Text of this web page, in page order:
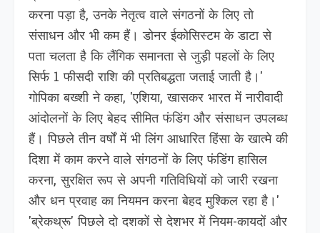
करना पड़ा है, उनके नेतृत्व वाले संगठनों के लिए तो
संसाधन और भी कम हैं। डोनर ईकोसिस्टम के डाटा से
पता चलता है कि लैंगिक समानता से जुड़ी पहलों के लिए
सिर्फ 1 फीसदी राशि की प्रतिबद्धता जताई जाती है।'
गोपिका बख्शी ने कहा, 'एशिया, खासकर भारत में नारीवादी
आंदोलनों के लिए बेहद सीमित फंडिंग और संसाधन उपलब्ध
हैं। पिछले तीन वर्षों में भी लिंग आधारित हिंसा के खात्मे की
दिशा में काम करने वाले संगठनों के लिए फंडिंग हासिल
करना, सुरक्षित रूप से अपनी गतिविधियों को जारी रखना
और धन प्रवाह का नियमन करना बेहद मुश्किल रहा है।'
'ब्रेकथ्रू' पिछले दो दशकों से देशभर में नियम-कायदों और